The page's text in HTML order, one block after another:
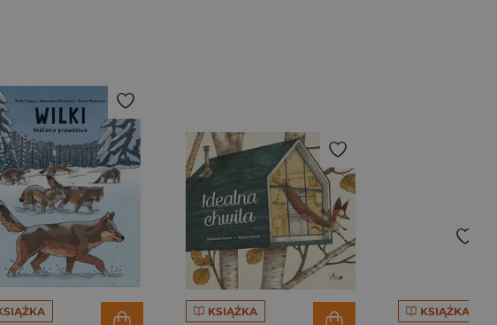
KSIĄŻKA KSIĄŻKA